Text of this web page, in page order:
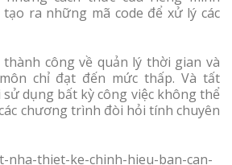
tạo ra những mã code để xử lý các
công về quản lý thời gian và
chỉ đạt đến mức thấp. Và tất
dụng bất kỳ công việc không thể
chương trình đòi hỏi tính chuyên